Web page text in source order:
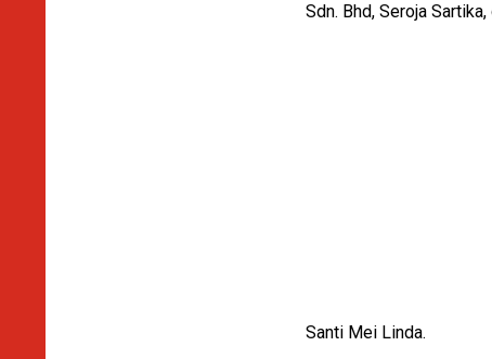
Sdn. Bhd, Seroja
Santi Mei Linda.